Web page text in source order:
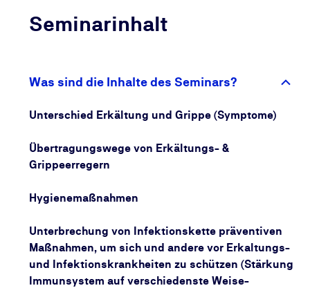
häufige Reinigen genutzter Kontakt- bzw.
was Sie tun können, um Ihr Immunsystem zu stärken
trotz aller Vorkehrungen anstecken.
Arbeitsumgebung vor Infektionen!
Seminarinhalt
Was sind die Inhalte des Seminars?
Unterschied Erkältung und Grippe (Symptome)
Übertragungswege von Erkältungs- &
Grippeerregern
Hygienemaßnahmen
Unterbrechung von Infektionskette präventiven
Maßnahmen, um sich und andere vor Erkaltungs-
und Infektionskrankheiten zu schützen (Stärkung
Immunsystem auf verschiedenste Weise-